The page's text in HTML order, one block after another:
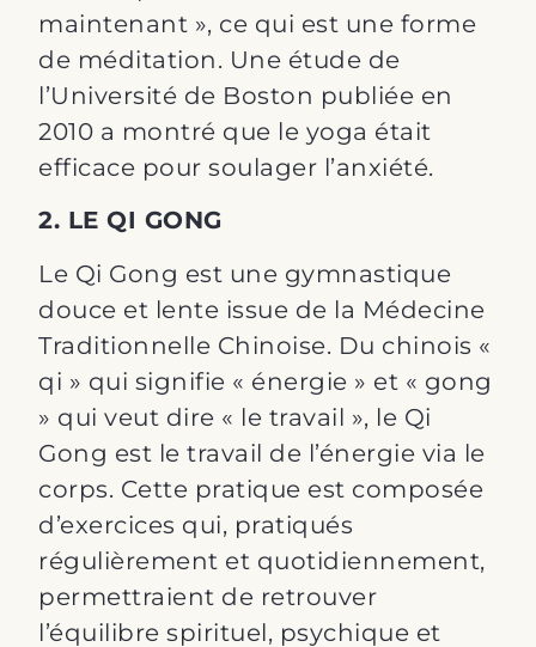
maintenant », ce qui est une forme
de méditation. Une étude de
l’Université de Boston publiée en
2010 a montré que le yoga était
efficace pour soulager l’anxiété.
2. LE QI GONG
Le Qi Gong est une gymnastique
douce et lente issue de la Médecine
Traditionnelle Chinoise. Du chinois «
qi » qui signifie « énergie » et « gong
» qui veut dire « le travail », le Qi
Gong est le travail de l’énergie via le
corps. Cette pratique est composée
d’exercices qui, pratiqués
régulièrement et quotidiennement,
permettraient de retrouver
l’équilibre spirituel, psychique et